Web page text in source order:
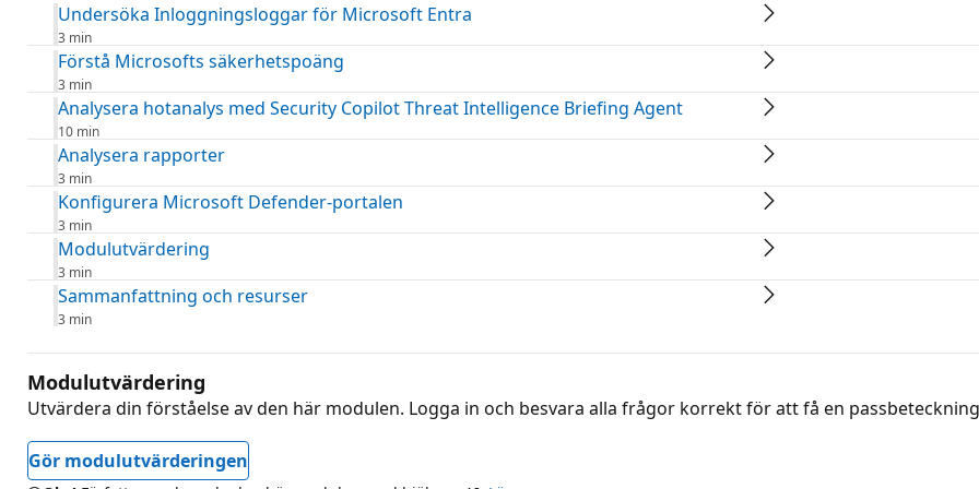
Undersöka Inloggningsloggar för Microsoft Entra
3 min
Förstå Microsofts säkerhetspoäng
3 min
Analysera hotanalys med Security Copilot Threat Intelligence Briefing Agent
10 min
Analysera rapporter
3 min
Konfigurera Microsoft Defender-portalen
3 min
Modulutvärdering
3 min
Sammanfattning och resurser
3 min
Modulutvärdering
Utvärdera din förståelse av den här modulen. Logga in och besvara alla frågor korrekt för att få en
Gör modulutvärderingen